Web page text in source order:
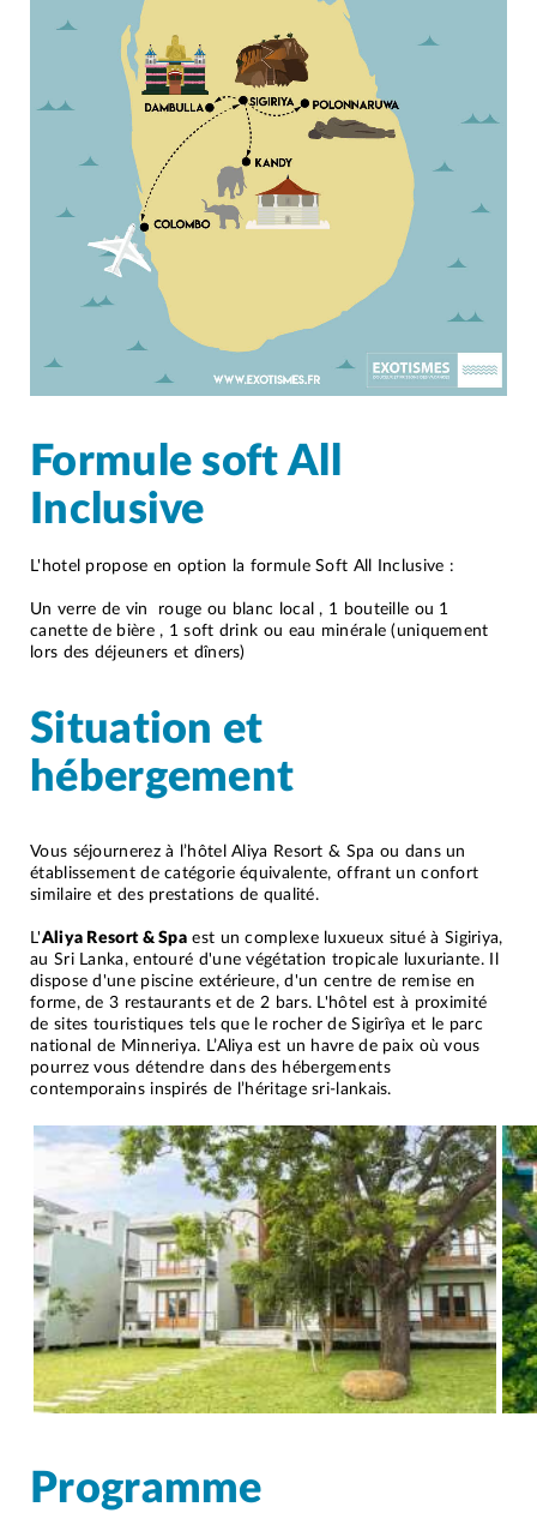
Formule soft All
Inclusive
L'hotel propose en option la formule Soft All Inclusive :
Un verre de vin rouge ou blanc local , 1 bouteille ou 1
canette de bière , 1 soft drink ou eau minérale (uniquement
lors des déjeuners et dîners)
Situation et
hébergement
Vous séjournerez à l’hôtel Aliya Resort & Spa ou dans un
établissement de catégorie équivalente, offrant un confort
similaire et des prestations de qualité.
L'Aliya Resort & Spa est un complexe luxueux situé à Sigiriya,
au Sri Lanka, entouré d'une végétation tropicale luxuriante. Il
dispose d'une piscine extérieure, d'un centre de remise en
forme, de 3 restaurants et de 2 bars. L'hôtel est à proximité
de sites touristiques tels que le rocher de Sigirîya et le parc
national de Minneriya. L’Aliya est un havre de paix où vous
pourrez vous détendre dans des hébergements
contemporains inspirés de l’héritage sri-lankais.
Programme